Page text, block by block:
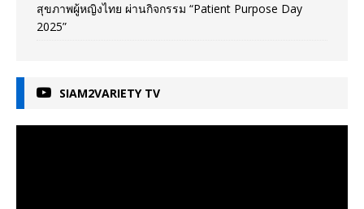
สุขภาพผู้หญิงไทย ผ่านกิจกรรม “Patient Purpose Day
2025”
SIAM2VARIETY TV